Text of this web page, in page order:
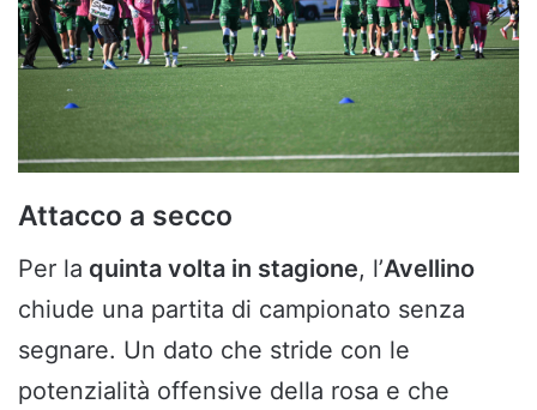
Attacco a secco
Per la quinta volta in stagione, l’Avellino
chiude una partita di campionato senza
segnare. Un dato che stride con le
potenzialità offensive della rosa e che